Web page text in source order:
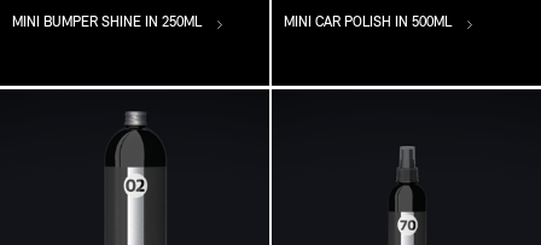
MINI BUMPER SHINE IN 250ML MINI CAR POLISH IN 500ML